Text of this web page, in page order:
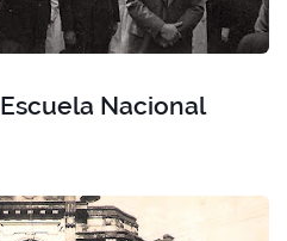
Nacional